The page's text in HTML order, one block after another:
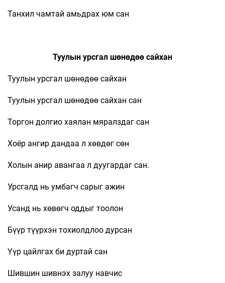
Танхил чамтай амьдрах юм сан
Туулын урсгал шөнөдөө сайхан
Туулын урсгал шөнөдөө сайхан
Туулын урсгал шөнөдөө сайхан сан
Торгон долгио хаялан мяралздаг сан
Хоёр ангир дандаа л хөвдөг сөн
Холын анир авангаа л дуугардаг сан.
Урсгалд нь умбагч сарыг ажин
Усанд нь хөвөгч оддыг тоолон
Бүүр түүрхэн тохиолдлоо дурсан
Үүр цайлгах би дуртай сан
Шившин шивнэх залуу навчис